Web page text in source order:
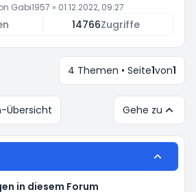
Gabi1957 » 01.12.2022, 09:27
14766Zugriffe
Sortierungs-Einstellungen
4 Themen • Seite1von1
Übersicht Gehe zu
in diesem Forum